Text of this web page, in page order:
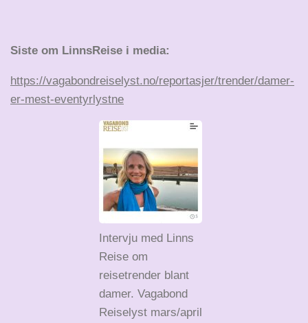
Siste om LinnsReise i media:
https://vagabondreiselyst.no/reportasjer/trender/damer-
er-mest-eventyrlystne
Intervju med Linns
Reise om
reisetrender blant
damer. Vagabond
Reiselyst mars/april